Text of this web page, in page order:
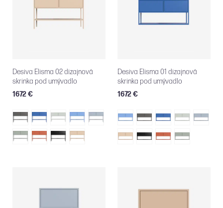
Desiva Elisma 02 dizajnová
skrinka pod umývadlo
1672 €
Desiva Elisma 01 dizajnová
skrinka pod umývadlo
1672 €